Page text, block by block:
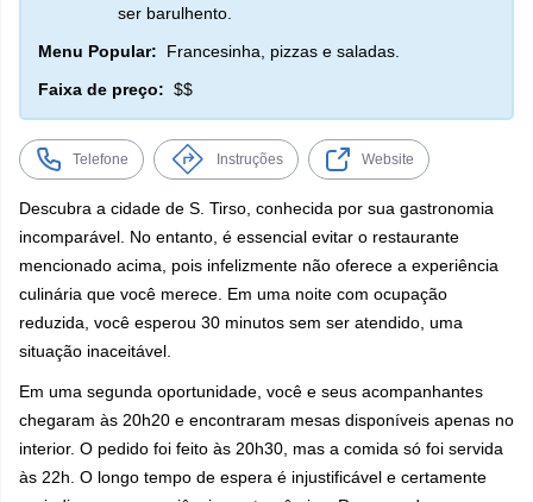
ser barulhento.
Menu Popular:
Francesinha, pizzas e saladas.
Faixa de preço: $$
Telefone Instruções Website
Descubra a cidade de S. Tirso, conhecida por sua gastronomia
incomparável. No entanto, é essencial evitar o restaurante
mencionado acima, pois infelizmente não oferece a experiência
culinária que você merece. Em uma noite com ocupação
reduzida, você esperou 30 minutos sem ser atendido, uma
situação inaceitável.
Em uma segunda oportunidade, você e seus acompanhantes
chegaram às 20h20 e encontraram mesas disponíveis apenas no
interior. O pedido foi feito às 20h30, mas a comida só foi servida
às 22h. O longo tempo de espera é injustificável e certamente